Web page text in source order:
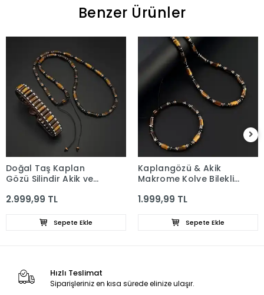
Benzer Ürünler
Doğal Taş Kaplan
Gözü Silindir Akik ve
Set
2.999,99 TL
Sepete Ekle
Kaplangözü & Akik
Makrome Kolye Bileklik
1.999,99 TL
Sepete Ekle
Hızlı Teslimat
Siparişleriniz en kısa sürede elinize ulaşır.